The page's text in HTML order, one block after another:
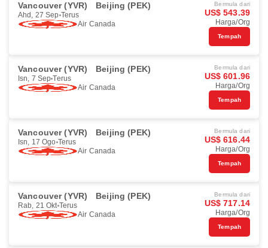
Vancouver (YVR) Beijing (PEK)
Ahd, 27 Sep Terus
Air Canada
Bermula dari
US$ 543.39
Harga/Org
Tempah
Vancouver (YVR) Beijing (PEK)
Isn, 7 Sep Terus
Air Canada
Bermula dari
US$ 601.96
Harga/Org
Tempah
Vancouver (YVR) Beijing (PEK)
Isn, 17 Ogo Terus
Air Canada
Bermula dari
US$ 616.44
Harga/Org
Tempah
Vancouver (YVR) Beijing (PEK)
Rab, 21 Okt Terus
Air Canada
Bermula dari
US$ 717.14
Harga/Org
Tempah